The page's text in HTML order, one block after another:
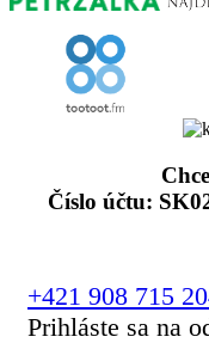
Číslo účtu:
+421 908 715
Prihláste sa na